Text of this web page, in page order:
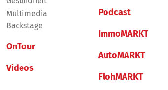
Multimedia
Backstage
OnTour
Videos
Podcast
ImmoMARKT
AutoMARKT
FlohMARKT